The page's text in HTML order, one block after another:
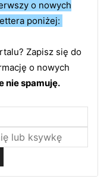
o nowych
poniżej:
Zapisz się do
o nowych
nie spamuję.